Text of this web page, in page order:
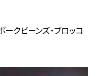
ークビーンズ・ブロッコ